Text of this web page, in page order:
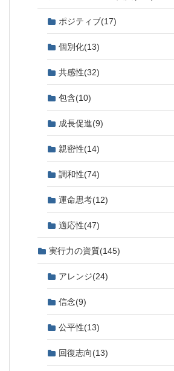
ポジティブ(17)
個別化(13)
共感性(32)
包含(10)
成長促進(9)
親密性(14)
調和性(74)
運命思考(12)
適応性(47)
実行力の資質(145)
アレンジ(24)
信念(9)
公平性(13)
回復志向(13)